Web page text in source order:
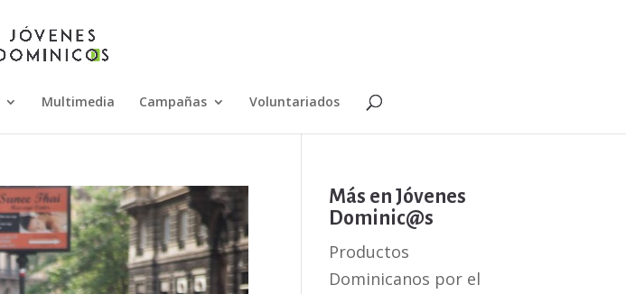
Multimedia Campañas Voluntariados
Más en Jóvenes
Dominic@s
Productos
Dominicanos por el